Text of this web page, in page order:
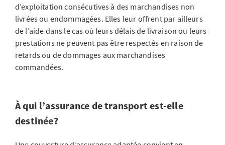
d’exploitation consécutives à des marchandises non
livrées ou endommagées. Elles leur offrent par ailleurs
de l’aide dans le cas où leurs délais de livraison ou leurs
prestations ne peuvent pas être respectés en raison de
retards ou de dommages aux marchandises
commandées.
À qui l’assurance de transport est-elle
destinée?